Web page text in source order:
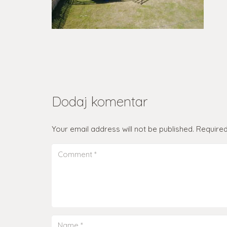
Dodaj komentar
Your email address will not be published.